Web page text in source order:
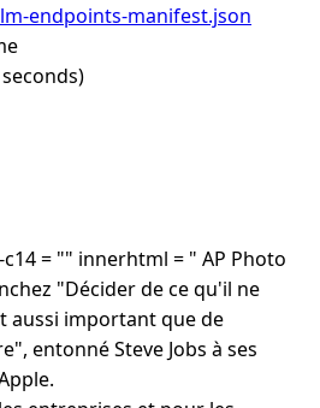
endpoints-manifest.json
= "" innerhtml = " AP Photo
"Décider de ce qu'il ne
aussi important que de
entonné Steve Jobs à ses